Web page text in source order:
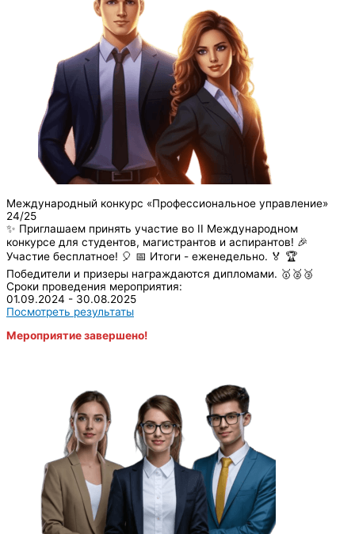
Международный конкурс «Профессиональное управление»
24/25
✨ Приглашаем принять участие во II Международном
конкурсе для студентов, магистрантов и аспирантов! 🎉
Участие бесплатное! 🎈 📅 Итоги - еженедельно. 🏅 🏆
Победители и призеры награждаются дипломами. 🥇🥈🥉
Сроки проведения мероприятия:
01.09.2024 - 30.08.2025
Посмотреть результаты
Мероприятие завершено!